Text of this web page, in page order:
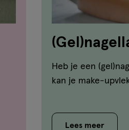
geven tips!
Heb je een
kan je make-
Lees meer